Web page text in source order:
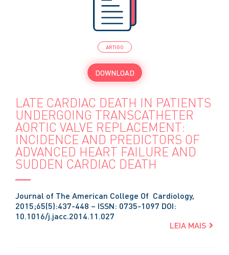
ARTIGO
DOWNLOAD
LATE CARDIAC DEATH IN PATIENTS
UNDERGOING TRANSCATHETER
AORTIC VALVE REPLACEMENT:
INCIDENCE AND PREDICTORS OF
ADVANCED HEART FAILURE AND
SUDDEN CARDIAC DEATH
Journal of The American College Of Cardiology,
2015;65(5):437-448 – ISSN: 0735-1097 DOI:
10.1016/j.jacc.2014.11.027
LEIA MAIS